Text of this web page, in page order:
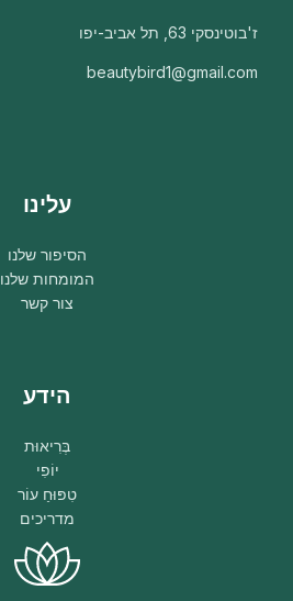
ז'בוטינסקי 63, תל אביב-יפו
beautybird1@gmail.com
עלינו
הסיפור שלנו
המומחות שלנו
צור קשר
הידע
בְּרִיאוּת
יוֹפִי
טִפּוּחַ עוֹר
מדריכים